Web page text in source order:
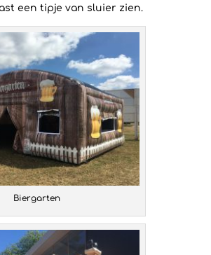
een tipje van sluier zien.
Biergarten